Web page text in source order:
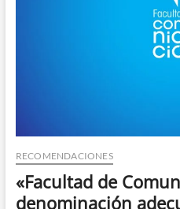
RECOMENDACIONES
«Facultad de
denominación